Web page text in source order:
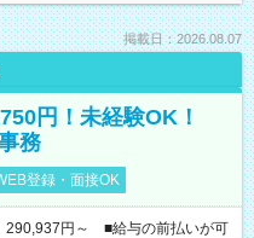
掲載日：2026.08.07
円！未経験OK！
務
登録・面接OK
円～ ■給与の前払いが可